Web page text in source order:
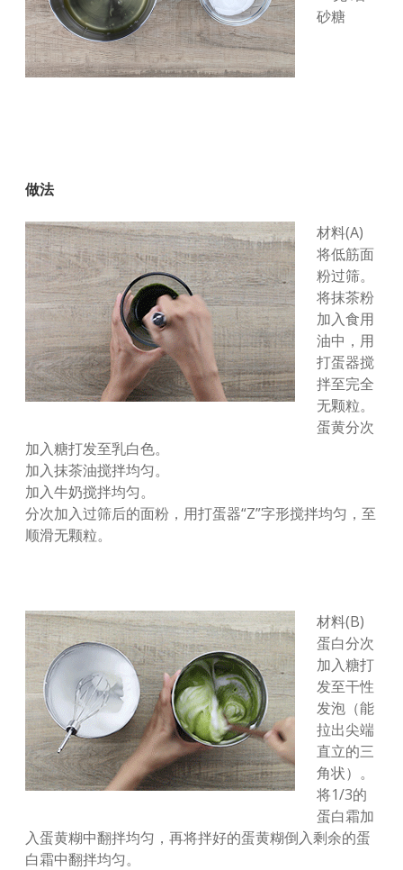
砂糖
做法
材料(A)
将低筋面
粉过筛。
将抹茶粉
加入食用
油中，用
打蛋器搅
拌至完全
无颗粒。
蛋黄分次
加入糖打发至乳白色。
加入抹茶油搅拌均匀。
加入牛奶搅拌均匀。
分次加入过筛后的面粉，用打蛋器“Z”字形搅拌均匀，至
顺滑无颗粒。
材料(B)
蛋白分次
加入糖打
发至干性
发泡（能
拉出尖端
直立的三
角状）。
将1/3的
蛋白霜加
入蛋黄糊中翻拌均匀，再将拌好的蛋黄糊倒入剩余的蛋
白霜中翻拌均匀。